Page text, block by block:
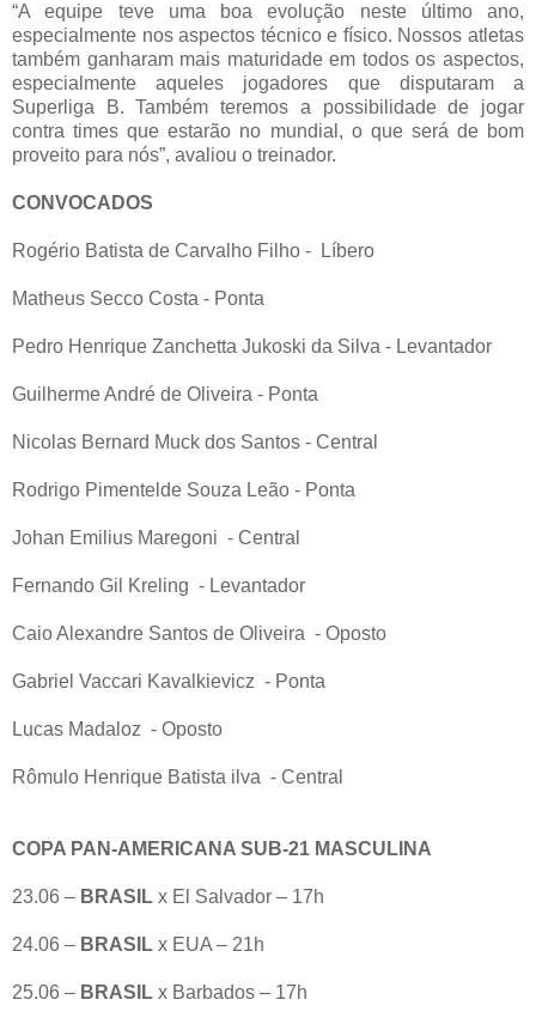
“A equipe teve uma boa evolução neste último ano,
especialmente nos aspectos técnico e físico. Nossos atletas
também ganharam mais maturidade em todos os aspectos,
especialmente aqueles jogadores que disputaram a
Superliga B. Também teremos a possibilidade de jogar
contra times que estarão no mundial, o que será de bom
proveito para nós”, avaliou o treinador.
CONVOCADOS
Rogério Batista de Carvalho Filho - Líbero
Matheus Secco Costa - Ponta
Pedro Henrique Zanchetta Jukoski da Silva - Levantador
Guilherme André de Oliveira - Ponta
Nicolas Bernard Muck dos Santos - Central
Rodrigo Pimentelde Souza Leão - Ponta
Johan Emilius Maregoni - Central
Fernando Gil Kreling - Levantador
Caio Alexandre Santos de Oliveira - Oposto
Gabriel Vaccari Kavalkievicz - Ponta
Lucas Madaloz - Oposto
Rômulo Henrique Batista ilva - Central
COPA PAN-AMERICANA SUB-21 MASCULINA
23.06 – BRASIL x El Salvador – 17h
24.06 – BRASIL x EUA – 21h
25.06 – BRASIL x Barbados – 17h